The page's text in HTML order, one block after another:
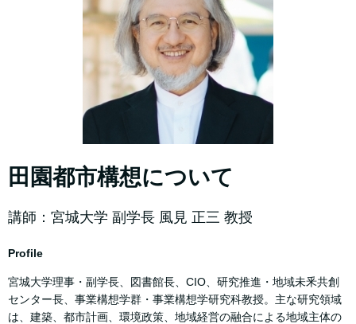
田園都市構想について
講師：宮城大学 副学長 風見 正三 教授
Profile
宮城大学理事・副学長、図書館長、CIO、研究推進・地域未釆共創
センター長、事業構想学群・事業構想学研究科教授。主な研究領域
は、建築、都市計画、環境政策、地域経営の融合による地域主体の